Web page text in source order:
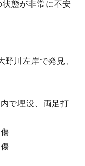
態が非常に不安
野川左岸で発見、
で埋没、両足打